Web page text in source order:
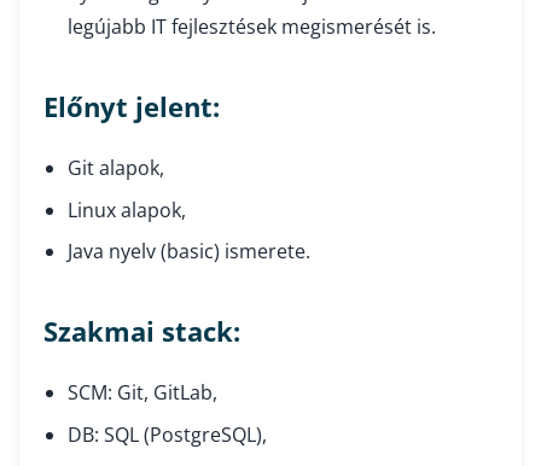
legújabb IT fejlesztések megismerését is.
Előnyt jelent:
Git alapok,
Linux alapok,
Java nyelv (basic) ismerete.
Szakmai stack:
SCM: Git, GitLab,
DB: SQL (PostgreSQL),